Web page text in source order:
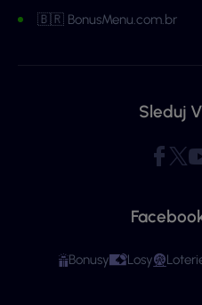
🇧🇷 BonusMenu.com.br
Sleduj
Bonusy Losy